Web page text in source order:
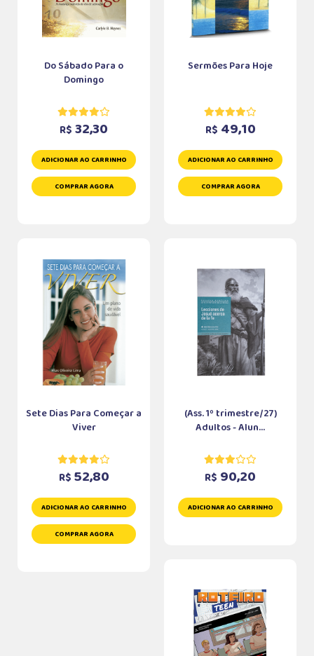
Do Sábado Para o
Domingo
R$ 32,30
ADICIONAR AO CARRINHO
COMPRAR AGORA
Sermões Para Hoje
R$ 49,10
ADICIONAR AO CARRINHO
COMPRAR AGORA
Sete Dias Para Começar a
Viver
R$ 52,80
ADICIONAR AO CARRINHO
COMPRAR AGORA
(Ass. 1º trimestre/27)
Adultos - Alun...
R$ 90,20
ADICIONAR AO CARRINHO